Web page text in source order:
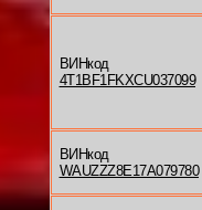
ВИНкод
4T1BF1FKXCU037099
ВИНкод
WAUZZZ8E17A079780